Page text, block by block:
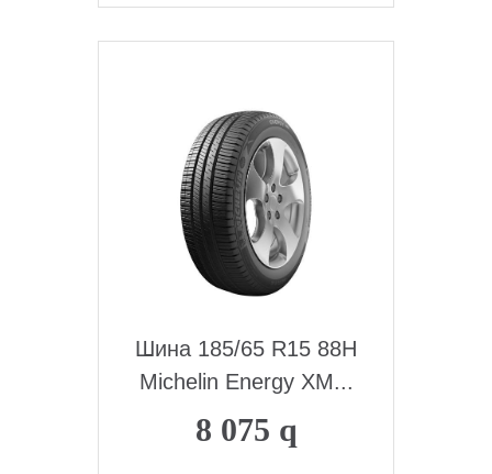
Шина 185/65 R15 88Н
Michelin Energy XM...
8 075 q